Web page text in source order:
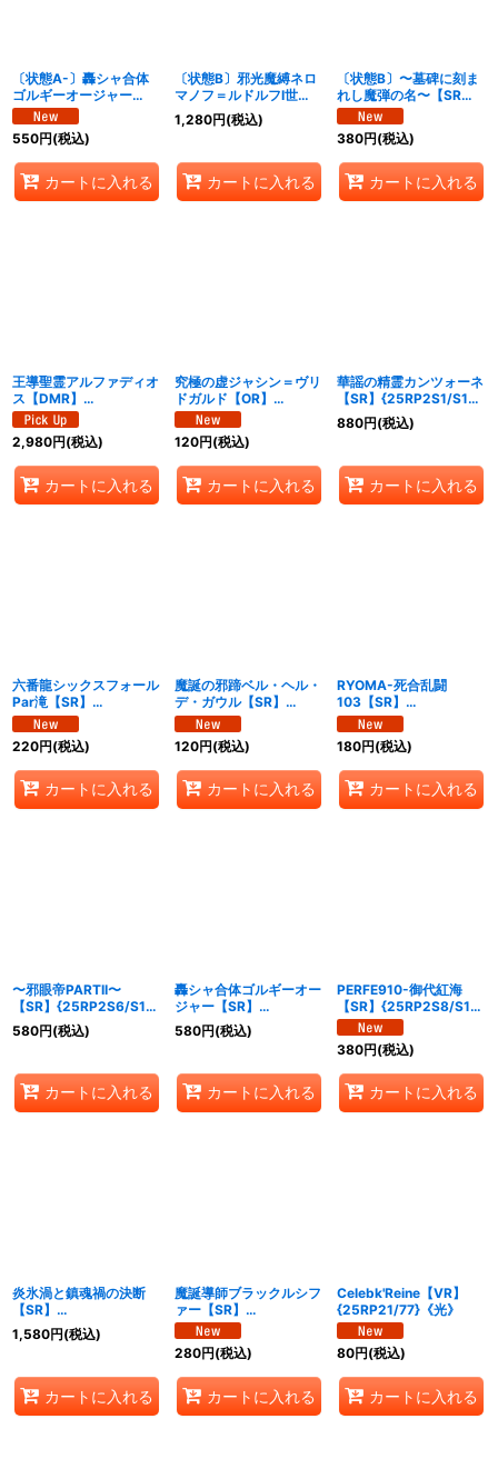
〔状態A-〕轟シャ合体
ゴルギーオージャー
【SR】{25RP2S7/S11}
《多》
550円(税込)
カートに入れる
〔状態B〕邪光魔縛ネロ
マノフ＝ルドルフI世
【SR】
{25RP2SP4/SP5}
1,280円(税込)
カートに入れる
〔状態B〕〜墓碑に刻ま
れし魔弾の名〜【SR】
{25RP2S3/S11}《闇》
380円(税込)
カートに入れる
王導聖霊アルファディオ
ス【DMR】
{25RP2DM1/DM1}
《多》
2,980円(税込)
カートに入れる
究極の虚ジャシン＝ヴリ
ドガルド【OR】
{25RP2OR1/OR1}
《多》
120円(税込)
カートに入れる
華謡の精霊カンツォーネ
【SR】{25RP2S1/S11}
《光》
880円(税込)
カートに入れる
六番龍シックスフォール
Par滝【SR】
{25RP2S2/S11}《水》
220円(税込)
カートに入れる
魔誕の邪蹄ベル・ヘル・
デ・ガウル【SR】
{25RP2S4/S11}《火》
120円(税込)
カートに入れる
RYOMA-死合乱闘
103【SR】
{25RP2S5/S11}《自
然》
180円(税込)
カートに入れる
〜邪眼帝PARTII〜
【SR】{25RP2S6/S11}
《多》
580円(税込)
カートに入れる
轟シャ合体ゴルギーオー
ジャー【SR】
{25RP2S7/S11}《多》
580円(税込)
カートに入れる
PERFE910-御代紅海
【SR】{25RP2S8/S11}
《多》
380円(税込)
カートに入れる
炎氷渦と鎮魂禍の決断
【SR】
{25RP2S10/S11}《多》
1,580円(税込)
カートに入れる
魔誕導師ブラックルシフ
ァー【SR】
{25RP2S11/S11}《多》
280円(税込)
カートに入れる
Celebk'Reine【VR】
{25RP21/77}《光》
80円(税込)
カートに入れる